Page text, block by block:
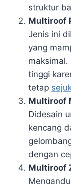
struktur
Multiroof
Jenis ini
yang
maksimal.
tinggi
tetap
Multiroof
Didesain
kencang
dengan
Multiroof